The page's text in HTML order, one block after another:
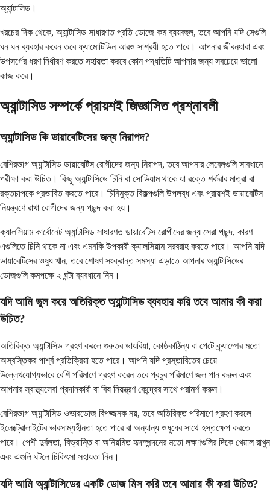
অ্যান্টাসিড।
খরচের দিক থেকে, অ্যান্টাসিড সাধারণত প্রতি ডোজে কম ব্যয়বহুল, তবে আপনি যদি সেগুলি
ঘন ঘন ব্যবহার করেন তবে ফ্যামোটিডিন আরও সাশ্রয়ী হতে পারে। আপনার জীবনধারা এবং
উপসর্গের ধরণ নির্ধারণ করতে সহায়তা করবে কোন পদ্ধতিটি আপনার জন্য সবচেয়ে ভালো
কাজ করে।
অ্যান্টাসিড সম্পর্কে প্রায়শই জিজ্ঞাসিত প্রশ্নাবলী
অ্যান্টাসিড কি ডায়াবেটিসের জন্য নিরাপদ?
বেশিরভাগ অ্যান্টাসিড ডায়াবেটিস রোগীদের জন্য নিরাপদ, তবে আপনার লেবেলগুলি সাবধানে
পরীক্ষা করা উচিত। কিছু অ্যান্টাসিডে চিনি বা সোডিয়াম থাকে যা রক্তে শর্করার মাত্রা বা
রক্তচাপকে প্রভাবিত করতে পারে। চিনিমুক্ত বিকল্পগুলি উপলব্ধ এবং প্রায়শই ডায়াবেটিস
নিয়ন্ত্রণে রাখা রোগীদের জন্য পছন্দ করা হয়।
ক্যালসিয়াম কার্বোনেট অ্যান্টাসিড সাধারণত ডায়াবেটিস রোগীদের জন্য সেরা পছন্দ, কারণ
এগুলিতে চিনি থাকে না এবং এমনকি উপকারী ক্যালসিয়াম সরবরাহ করতে পারে। আপনি যদি
ডায়াবেটিসের ওষুধ খান, তবে শোষণ সংক্রান্ত সমস্যা এড়াতে আপনার অ্যান্টাসিডের
ডোজগুলি কমপক্ষে ২ ঘন্টা ব্যবধানে নিন।
যদি আমি ভুল করে অতিরিক্ত অ্যান্টাসিড ব্যবহার করি তবে আমার কী করা
উচিত?
অতিরিক্ত অ্যান্টাসিড গ্রহণ করলে গুরুতর ডায়রিয়া, কোষ্ঠকাঠিন্য বা পেটে ক্র্যাম্পের মতো
অস্বস্তিকর পার্শ্ব প্রতিক্রিয়া হতে পারে। আপনি যদি প্রস্তাবিতের চেয়ে
উল্লেখযোগ্যভাবে বেশি পরিমাণে গ্রহণ করেন তবে প্রচুর পরিমাণে জল পান করুন এবং
আপনার স্বাস্থ্যসেবা প্রদানকারী বা বিষ নিয়ন্ত্রণ কেন্দ্রের সাথে পরামর্শ করুন।
বেশিরভাগ অ্যান্টাসিড ওভারডোজ বিপজ্জনক নয়, তবে অতিরিক্ত পরিমাণে গ্রহণ করলে
ইলেক্ট্রোলাইটের ভারসাম্যহীনতা হতে পারে বা অন্যান্য ওষুধের সাথে হস্তক্ষেপ করতে
পারে। পেশী দুর্বলতা, বিভ্রান্তি বা অনিয়মিত হৃদস্পন্দনের মতো লক্ষণগুলির দিকে খেয়াল রাখুন
এবং এগুলি ঘটলে চিকিৎসা সহায়তা নিন।
যদি আমি অ্যান্টাসিডের একটি ডোজ মিস করি তবে আমার কী করা উচিত?